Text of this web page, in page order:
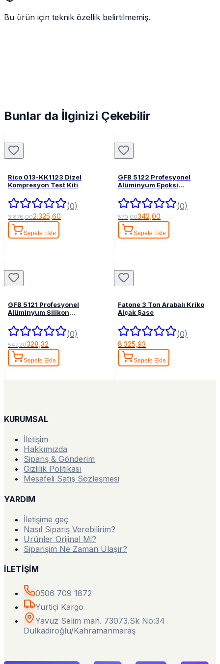
Bu ürün için teknik özellik belirtilmemiş.
Bunlar da İlginizi Çekebilir
Rico 013-KK1123 Dizel
Kompresyon Test Kiti
(0)
3.876,002.325,60
Sepete Ekle
GFB 5122 Profesyonel
Alüminyum Epoksi
(0)
570,00342,00
Sepete Ekle
GFB 5121 Profesyonel
Alüminyum Silikon
(0)
547,20328,32
Sepete Ekle
Fatone 3 Ton Arabalı Kriko
Alçak Şase
(0)
8.325,93
Sepete Ekle
KURUMSAL
İletişim
Hakkımızda
Sipariş & Gönderim
Gizlilik Politikası
Mesafeli Satış Sözleşmesi
YARDIM
İletişime geç
Nasıl Sipariş Verebilirim?
Ürünler Orijinal Mi?
Siparişim Ne Zaman Ulaşır?
İLETİŞİM
0506 709 1872
Yurtiçi Kargo
Yavuz Selim mah. 73073.Sk No:34
Dulkadiroğlu/Kahramanmaraş